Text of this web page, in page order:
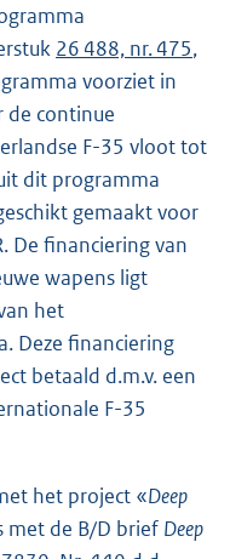
26 488, nr. 475,
voorziet in
de continue
F-35 vloot tot
dit programma
gemaakt voor
De financiering van
wapens ligt
het
Deze financiering
betaald d.m.v. een
F-35
het project «Deep
met de B/D brief Deep